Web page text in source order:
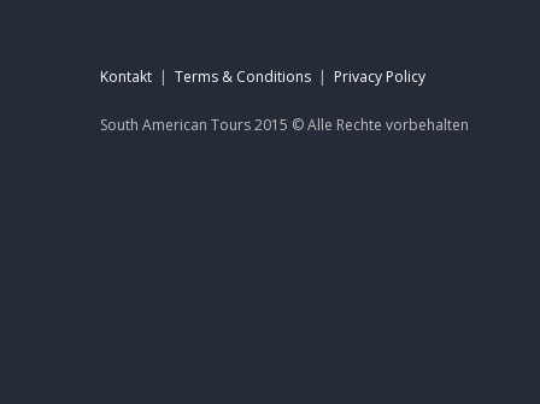
Kontakt | Terms & Conditions | Privacy Policy
South American Tours 2015 ©Alle Rechte vorbehalten